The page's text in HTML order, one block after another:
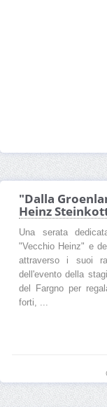
"Dalla
Heinz
Una serata
"Vecchio Heinz" e
attraverso i suoi
dell'evento della
del Fargno per
forti, ...